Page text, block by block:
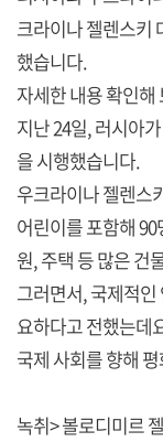
크라이나 젤렌스키
했습니다.
자세한 내용 확인해
지난 24일, 러시아
을 시행했습니다.
우크라이나 젤렌스
어린이를 포함해
원, 주택 등 많은 건
그러면서, 국제적
요하다고 전했는데
국제 사회를 향해
녹취> 볼로디미르